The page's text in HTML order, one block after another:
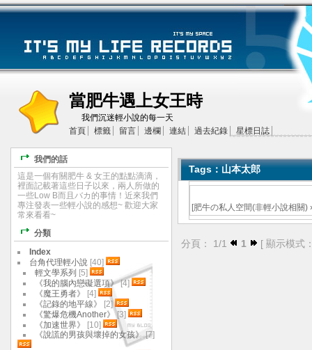
當肥牛遇上女王時
我們沉迷輕小說的每一天
首頁
標籤 留言 邊欄 連結 過去紀錄 星標日誌
Tags：山本太郎
[肥牛の私人空間(非輕小說相關)
分頁： 1/1 1 [ 顯示模式
我們的話
這是一個有關肥牛 & 女王的點點滴滴，
裡面記載著這些日子以來，兩人所做的
一些Low B而且バカ的事情！近來我們
專注發表一些輕小說的感想~ 歡迎大家
常來看看~
分類
Index
台角代理輕小說 [40]
輕文學系列 [5]
《我的腦內戀礙選項》[4]
《魔王勇者》
[4]
《記錄的地平線》
[2]
《驚爆危機Another》[3]
《加速世界》
[10]
《說謊的男孩與壞掉的女孩》[7]